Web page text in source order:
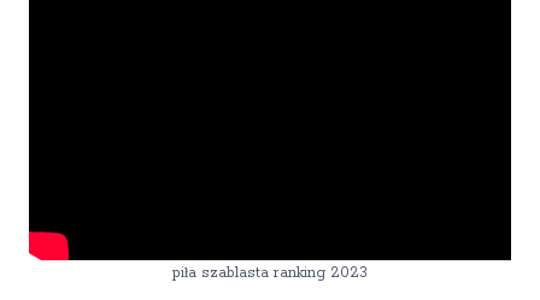
piła szablasta ranking 2023